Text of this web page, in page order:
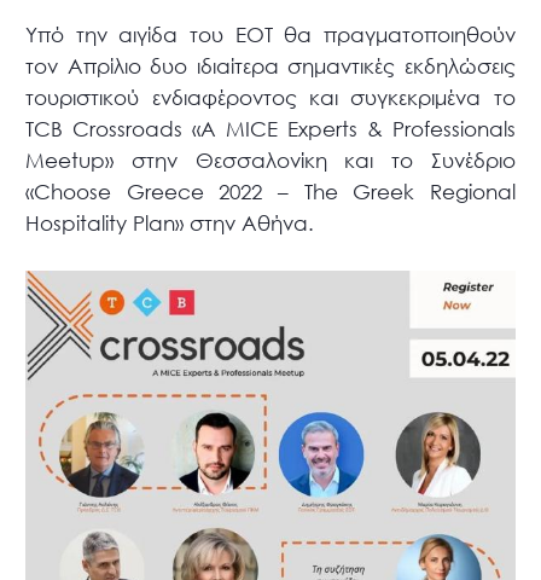
Υπό την αιγίδα του ΕΟΤ θα πραγματοποιηθούν
τον Απρίλιο δυο ιδιαίτερα σημαντικές εκδηλώσεις
τουριστικού ενδιαφέροντος και συγκεκριμένα το
TCB Crossroads «Α MICE Experts & Professionals
Meetup» στην Θεσσαλονίκη και το Συνέδριο
«Choose Greece 2022 – The Greek Regional
Hospitality Plan» στην Αθήνα.